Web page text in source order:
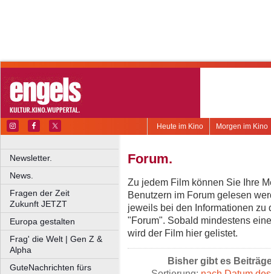
Morgen im Kino
Heute im Kino
Newsletter.
News.
Fragen der Zeit
Zukunft JETZT
Europa gestalten
Frag' die Welt | Gen Z &
Alpha
GuteNachrichten fürs
Forum.
Zu jedem Film können Sie Ihre
Benutzern im Forum gelesen
jeweils bei den Informationen zu
"Forum". Sobald mindestens
wird der Film hier gelistet.
Bisher gibt es